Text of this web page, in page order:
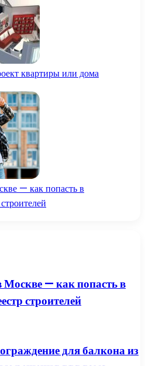
квартиры или дома
— как попасть в
— как попасть в
строителей
для балкона из